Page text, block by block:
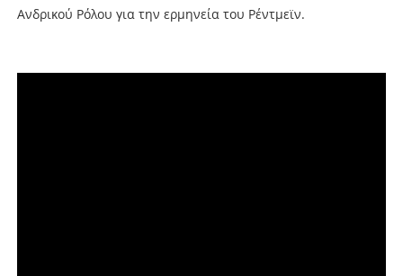
Ανδρικού Ρόλου για την ερμηνεία του Ρέντμεϊν.